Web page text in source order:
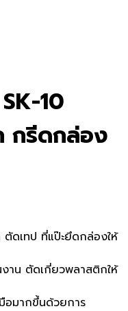
10
กรีดกล่อง
ดเทป ที่แป๊ะยึดกล่องให้
าน ตัดเกี่ยวพลาสติกให้
อมากขึ้นด้วยการ